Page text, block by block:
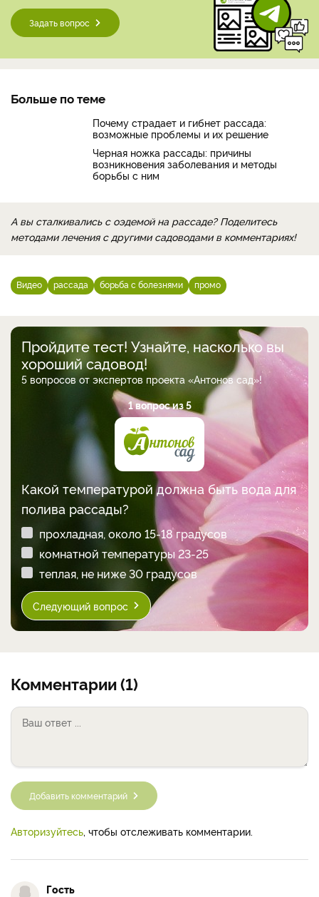
Задать вопрос
Больше по теме
Почему страдает и гибнет рассада:
возможные проблемы и их решение
Черная ножка рассады: причины
возникновения заболевания и методы
борьбы с ним
А вы сталкивались с оэдемой на рассаде? Поделитесь
методами лечения с другими садоводами в комментариях!
Видео рассада борьба с болезнями промо
Пройдите тест! Узнайте, насколько вы
хороший садовод!
5 вопросов от экспертов проекта «Антонов сад»!
1 вопрос из 5
Какой температурой должна быть вода для
полива рассады?
прохладная, около 15-18 градусов
комнатной температуры 23-25
теплая, не ниже 30 градусов
Следующий вопрос
Комментарии (1)
Добавить комментарий
Авторизуйтесь , чтобы отслеживать комментарии.
Гость